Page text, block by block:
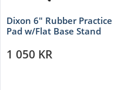
Dixon 6″ Rubber Practice
Pad w/Flat Base Stand
1 050 KR